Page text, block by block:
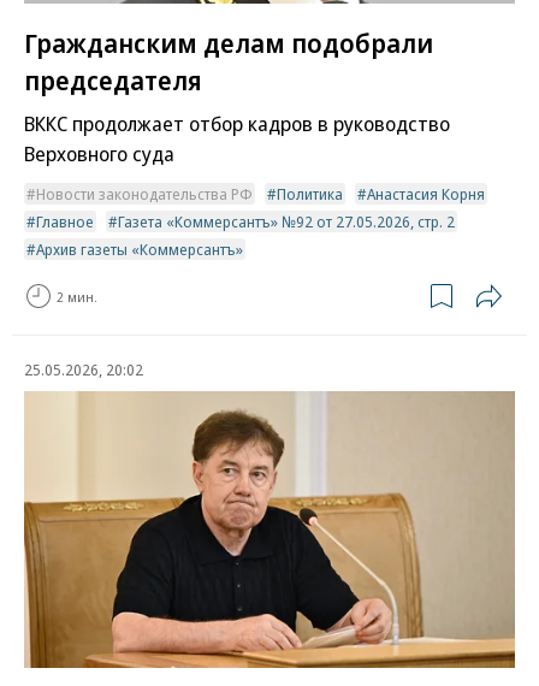
Гражданским делам подобрали
председателя
ВККС продолжает отбор кадров в руководство
Верховного суда
Новости законодательства РФ Политика
Анастасия Корня
Главное
Газета «Коммерсантъ» №92 от 27.05.2026, стр. 2
Архив газеты «Коммерсантъ»
2 мин.
25.05.2026, 20:02